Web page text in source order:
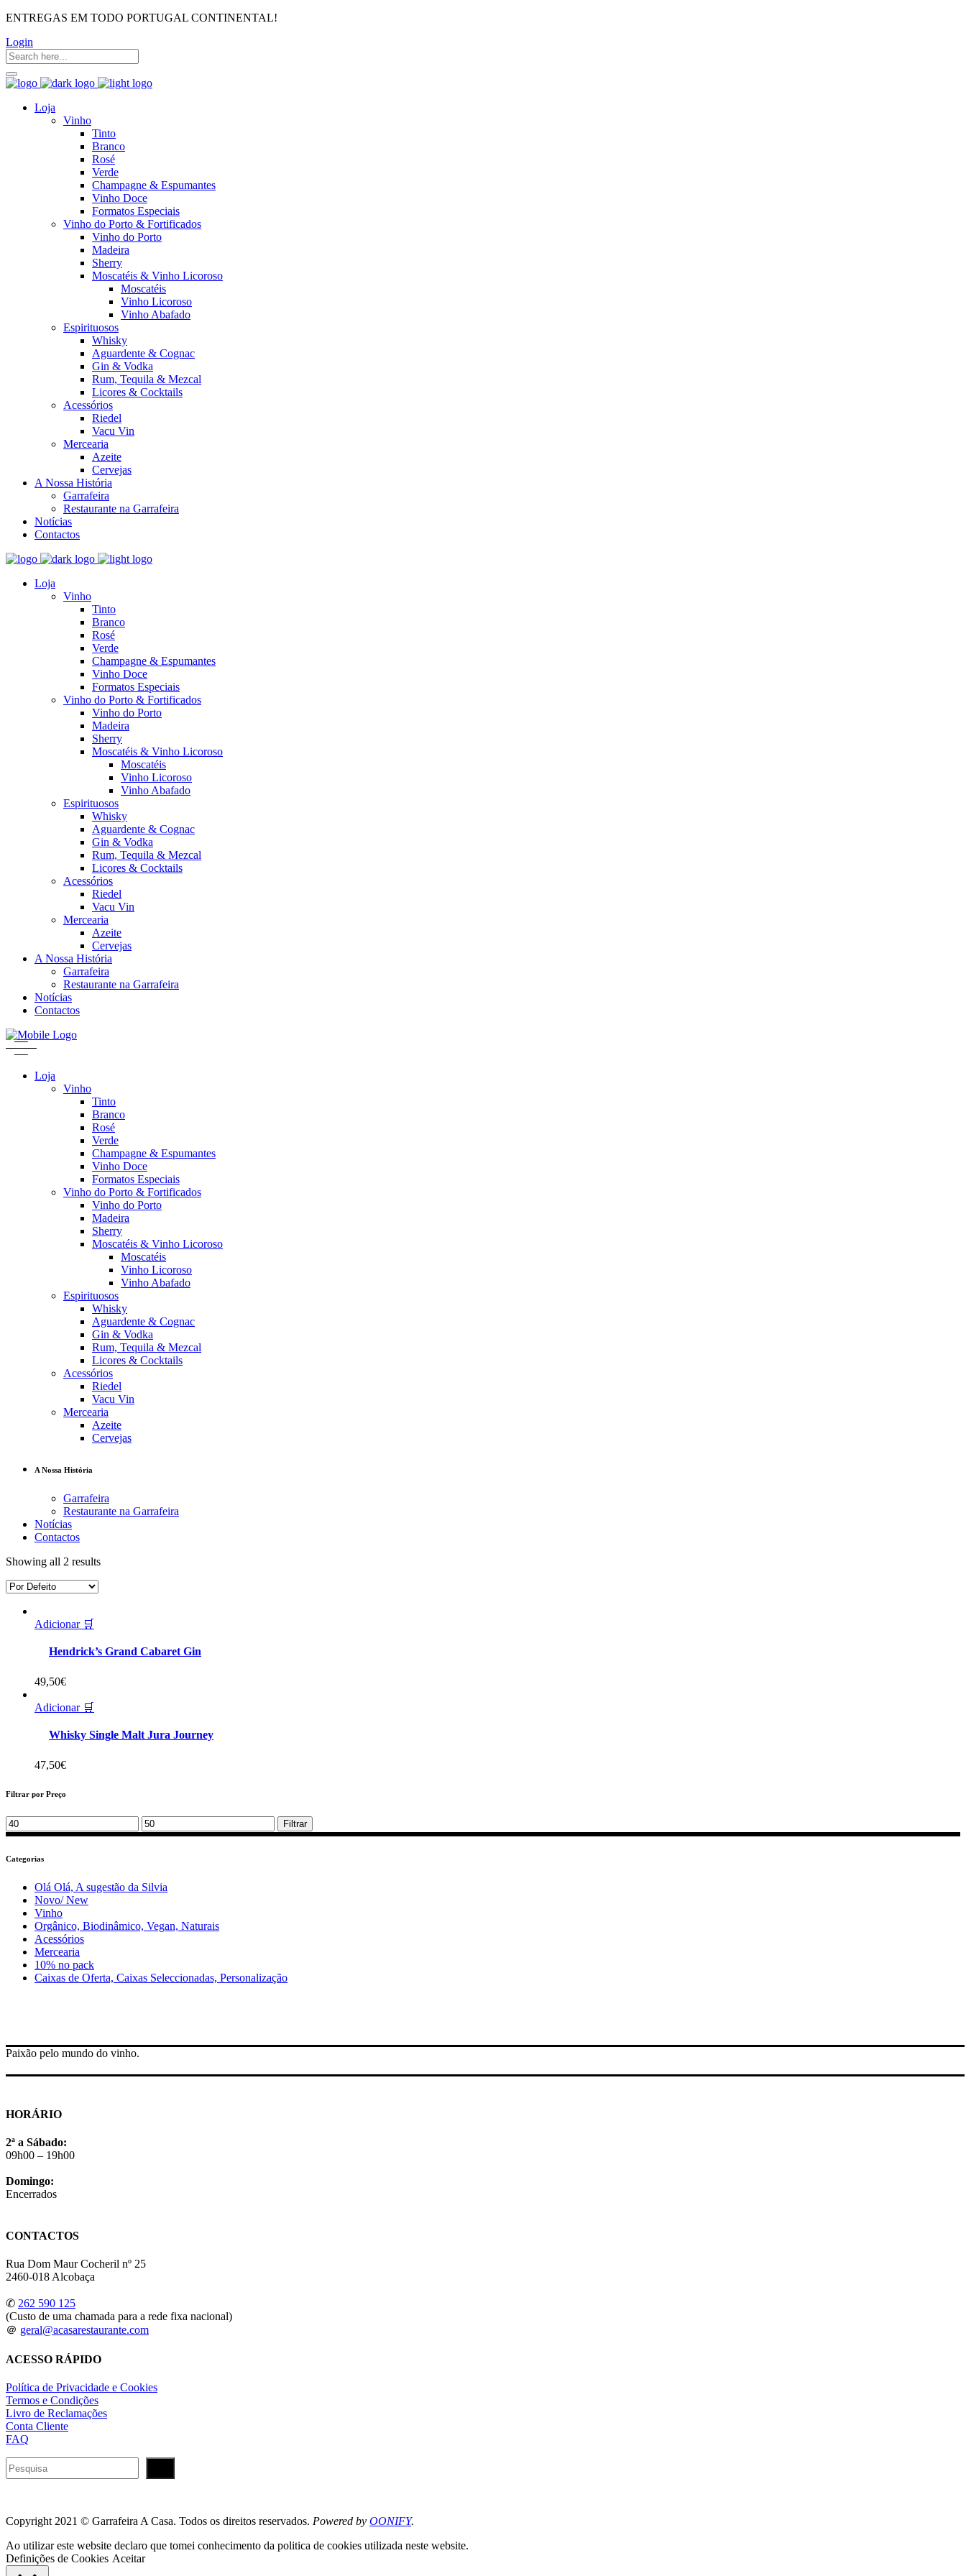
ENTREGAS EM TODO PORTUGAL CONTINENTAL!
Login
Loja
Vinho
Tinto
Branco
Rosé
Verde
Champagne & Espumantes
Vinho Doce
Formatos Especiais
Vinho do Porto & Fortificados
Vinho do Porto
Madeira
Sherry
Moscatéis & Vinho Licoroso
Moscatéis
Vinho Licoroso
Vinho Abafado
Espirituosos
Whisky
Aguardente & Cognac
Gin & Vodka
Rum, Tequila & Mezcal
Licores & Cocktails
Acessórios
Riedel
Vacu Vin
Mercearia
Azeite
Cervejas
A Nossa História
Garrafeira
Restaurante na Garrafeira
Notícias
Contactos
Loja
Vinho
Tinto
Branco
Rosé
Verde
Champagne & Espumantes
Vinho Doce
Formatos Especiais
Vinho do Porto & Fortificados
Vinho do Porto
Madeira
Sherry
Moscatéis & Vinho Licoroso
Moscatéis
Vinho Licoroso
Vinho Abafado
Espirituosos
Whisky
Aguardente & Cognac
Gin & Vodka
Rum, Tequila & Mezcal
Licores & Cocktails
Acessórios
Riedel
Vacu Vin
Mercearia
Azeite
Cervejas
A Nossa História
Garrafeira
Restaurante na Garrafeira
Notícias
Contactos
Loja
Vinho
Tinto
Branco
Rosé
Verde
Champagne & Espumantes
Vinho Doce
Formatos Especiais
Vinho do Porto & Fortificados
Vinho do Porto
Madeira
Sherry
Moscatéis & Vinho Licoroso
Moscatéis
Vinho Licoroso
Vinho Abafado
Espirituosos
Whisky
Aguardente & Cognac
Gin & Vodka
Rum, Tequila & Mezcal
Licores & Cocktails
Acessórios
Riedel
Vacu Vin
Mercearia
Azeite
Cervejas
A Nossa História
Garrafeira
Restaurante na Garrafeira
Notícias
Contactos
Showing all 2 results
Adicionar 🛒
Hendrick’s Grand Cabaret Gin
49,50€
Adicionar 🛒
Whisky Single Malt Jura Journey
47,50€
Filtrar por Preço
Min
price
Max
price
Filtrar
Categorias
Olá Olá, A sugestão da Silvia
Novo/ New
Vinho
Orgânico, Biodinâmico, Vegan, Naturais
Acessórios
Mercearia
10% no pack
Caixas de Oferta, Caixas Seleccionadas, Personalização
Paixão pelo mundo do vinho.
HORÁRIO
2ª a Sábado:
09h00 – 19h00
Domingo:
Encerrados
CONTACTOS
Rua Dom Maur Cocheril nº 25
2460-018 Alcobaça
✆ 262 590 125
(Custo de uma chamada para a rede fixa nacional)
＠ geral@acasarestaurante.com
ACESSO RÁPIDO
Política de Privacidade e Cookies
Termos e Condições
Livro de Reclamações
Conta Cliente
FAQ
Pesquisar
Copyright 2021 © Garrafeira A Casa. Todos os direitos reservados. Powered by OONIFY.
Ao utilizar este website declaro que tomei conhecimento da politica de cookies utilizada neste website.
Definições de Cookies Aceitar